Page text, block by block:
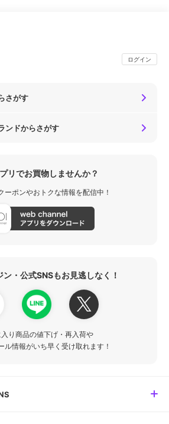
ログイン
さがす
ンドからさがす
リでお買物しませんか？
ーポンやおトクな情報を配信中！
ン・公式SNSもお見逃しなく！
り商品の値下げ・再入荷や
ル情報がいち早く受け取れます！